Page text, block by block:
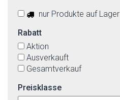
nur Produkte auf Lager
Rabatt
Aktion
Ausverkauft
Gesamtverkauf
Preisklasse